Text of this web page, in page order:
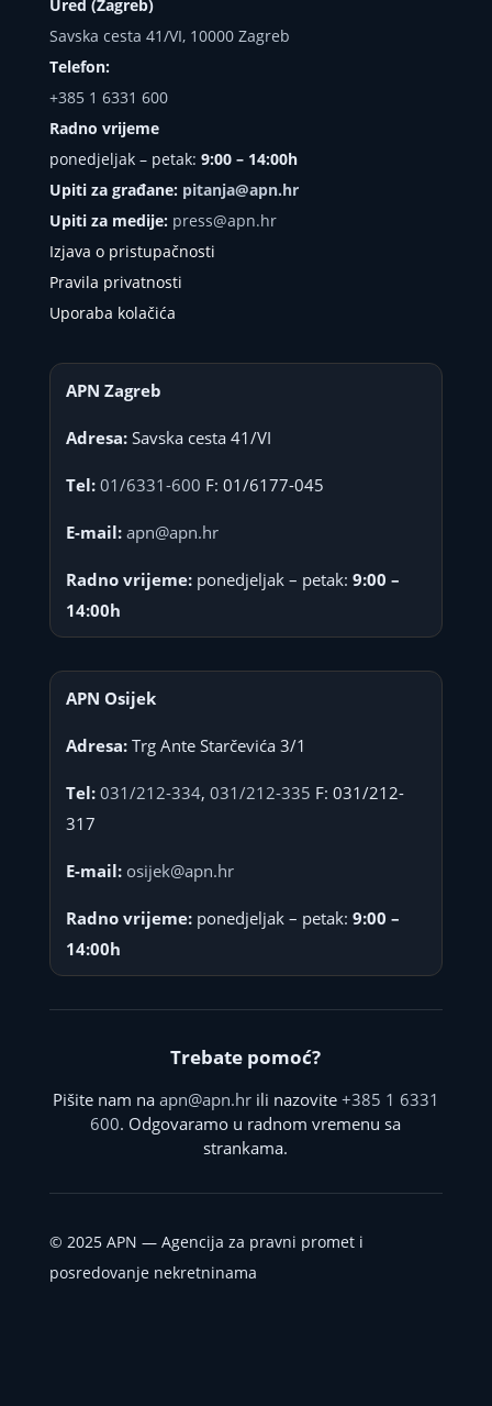
Ured (Zagreb)
Savska cesta 41/VI, 10000 Zagreb
Telefon:
+385 1 6331 600
Radno vrijeme
ponedjeljak – petak: 9:00 – 14:00h
Upiti za građane: pitanja@apn.hr
Upiti za medije: press@apn.hr
Izjava o pristupačnosti
Pravila privatnosti
Uporaba kolačića
APN Zagreb
Adresa:Savska cesta 41/VI
Tel: 01/6331-600 F: 01/6177-045
E-mail: apn@apn.hr
Radno vrijeme:ponedjeljak – petak: 9:00 –
14:00h
APN Osijek
Adresa:Trg Ante Starčevića 3/1
Tel: 031/212-334, 031/212-335 F: 031/212-
317
E-mail: osijek@apn.hr
Radno vrijeme:ponedjeljak – petak: 9:00 –
14:00h
Trebate pomoć?
Pišite nam na apn@apn.hrili nazovite +385 1 6331
600. Odgovaramo u radnom vremenu sa
strankama.
© 2025APN — Agencija za pravni promet i
posredovanje nekretninama